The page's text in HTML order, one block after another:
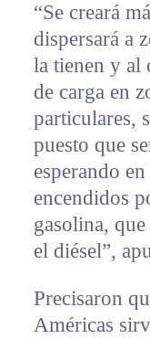
“Se creará
dispersará a
la tienen y al
de carga en
particulares,
puesto que
esperando
encendidos
gasolina,
el diésel”,
Precisaron
Américas